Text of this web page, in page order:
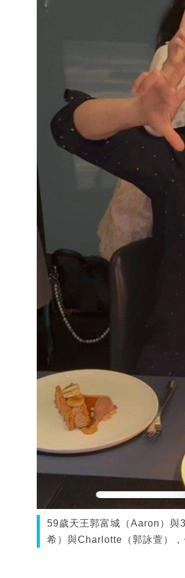
59歲天王郭富城（Aaron）
希）與Charlotte（郭詠萱）